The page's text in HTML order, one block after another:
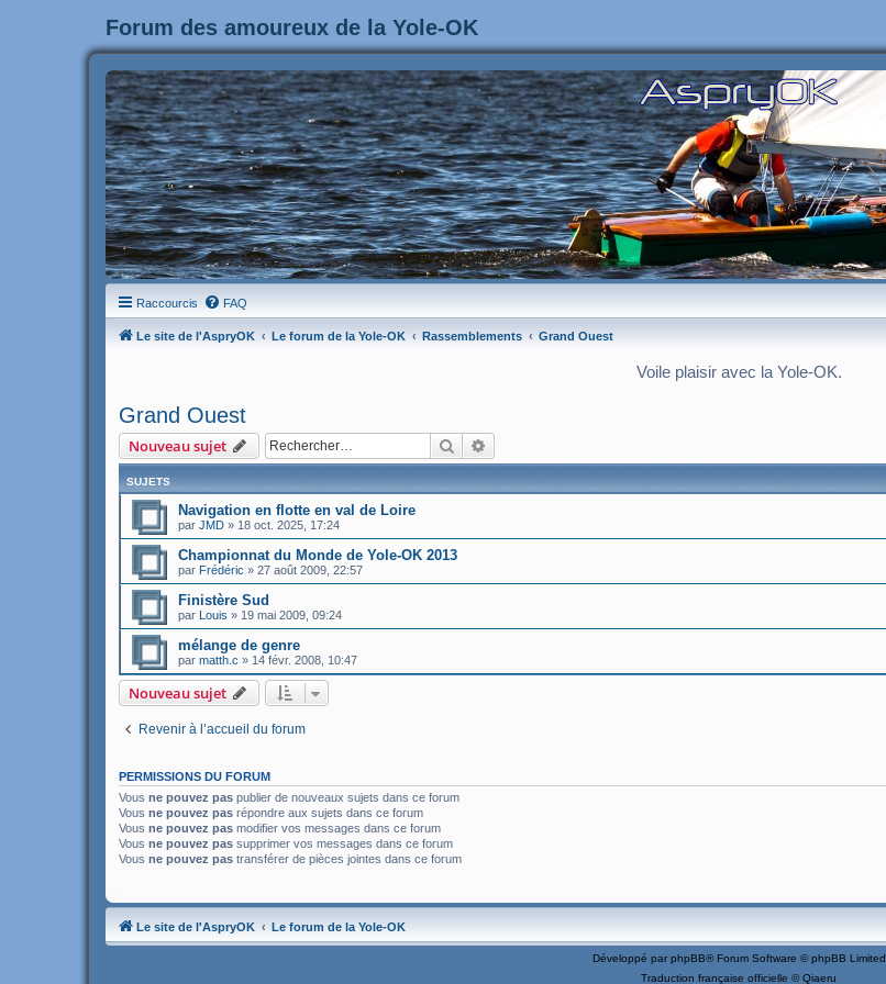
Forum des amoureux de la Yole-OK
Raccourcis FAQ
Le site de l'AspryOK Le forum de la Yole-OK Rassemblements Grand Ouest
Voile plaisir avec la Yole-OK.
Grand Ouest
Nouveau sujet Rechercher
SUJETS
Navigation en flotte en val de Loire
par JMD » 18 oct. 2025, 17:24
Championnat du Monde de Yole-OK 2013
par Frédéric » 27 août 2009, 22:57
Finistère Sud
par Louis » 19 mai 2009, 09:24
mélange de genre
par matth.c » 14 févr. 2008, 10:47
Nouveau sujet
Revenir à l’accueil du forum
PERMISSIONS DU FORUM
Vous ne pouvez pas publier de nouveaux sujets dans ce forum
Vous ne pouvez pas répondre aux sujets dans ce forum
Vous ne pouvez pas modifier vos messages dans ce forum
Vous ne pouvez pas supprimer vos messages dans ce forum
Vous ne pouvez pas transférer de pièces jointes dans ce forum
Le site de l'AspryOK Le forum de la Yole-OK
Développé par phpBB® Forum Software © phpBB Limited
Traduction française officielle ©Qiaeru